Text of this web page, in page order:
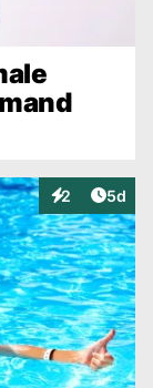
2
Interaktionen
5d